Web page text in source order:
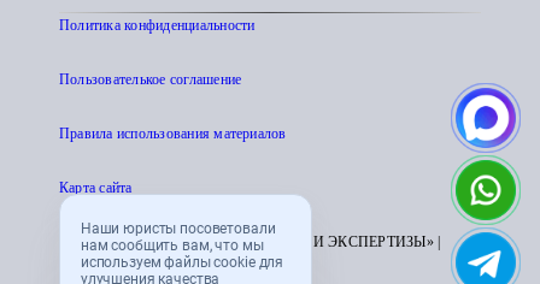
Наши юристы посоветовали
нам сообщить вам, что мы
используем файлы cookie для
улучшения качества
Политика конфиденциальности
Пользователькое соглашение
Правила использования материалов
Карта сайта
© 1995 - 2026 «ЦЕНТР АТТЕСТАЦИИ И ЭКСПЕРТИЗЫ» |
CENTRATTEK.RU